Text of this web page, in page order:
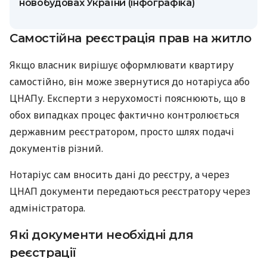
новобудовах України (інфографіка)
Самостійна реєстрація прав на житло
Якщо власник вирішує оформлювати квартиру
самостійно, він може звернутися до нотаріуса або
ЦНАПу. Експерти з нерухомості пояснюють, що в
обох випадках процес фактично контролюється
державним реєстратором, просто шлях подачі
документів різний.
Нотаріус сам вносить дані до реєстру, а через
ЦНАП документи передаються реєстратору через
адміністратора.
Які документи необхідні для
реєстрації